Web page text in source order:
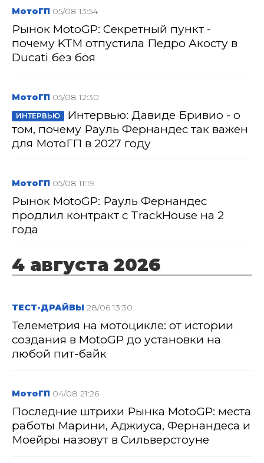
МотоГП 05/08 13:54
Рынок MotoGP: Секретный пункт -
почему KTM отпустила Педро Акосту в
Ducati без боя
МотоГП 05/08 12:30
ИНТЕРВЬЮ
Интервью: Давиде Бривио - о
том, почему Рауль Фернандес так важен
для МотоГП в 2027 году
МотоГП 05/08 11:19
Рынок MotoGP: Рауль Фернандес
продлил контракт с TrackHouse на 2
года
4 августа 2026
ТЕСТ-ДРАЙВЫ 28/06 13:30
Телеметрия на мотоцикле: от истории
создания в MotoGP до установки на
любой пит-байк
МотоГП 04/08 21:26
Последние штрихи Рынка MotoGP: места
работы Марини, Аджиуса, Фернандеса и
Моейры назовут в Сильверстоуне